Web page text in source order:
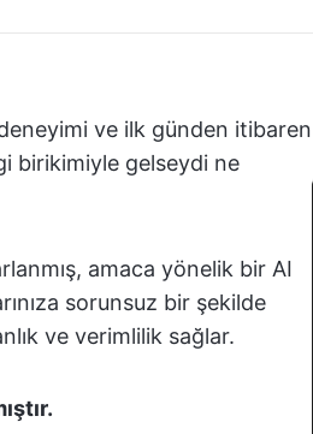
deneyimi ve ilk günden itibaren
birikimiyle gelseydi ne
amaca yönelik bir AI
sorunsuz bir şekilde
ve verimlilik sağlar.